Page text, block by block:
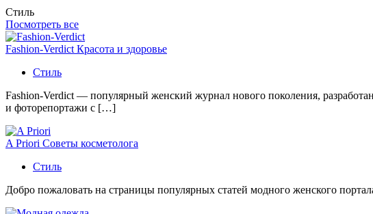
Стиль
Посмотреть все
Fashion-Verdict Красота и здоровье
Стиль
Fashion-Verdict — популярный женский журнал нового поколения,
и фоторепортажи с […]
A Priori Советы косметолога
Стиль
Добро пожаловать на страницы популярных статей модного женского